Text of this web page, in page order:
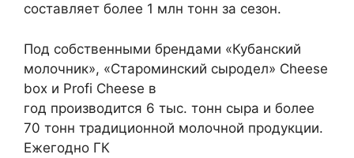
составляет более 1 млн тонн за сезон.
Под собственными брендами «Кубанский
молочник», «Староминский сыродел» Cheese
box и Profi Cheese в
год производится 6 тыс. тонн сыра и более
70 тонн традиционной молочной продукции.
Ежегодно ГК